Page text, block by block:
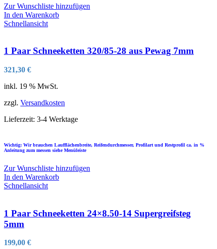
Zur Wunschliste hinzufügen
In den Warenkorb
Schnellansicht
1 Paar Schneeketten 320/85-28 aus Pewag 7mm
321,30 €
inkl. 19 % MwSt.
zzgl. Versandkosten
Lieferzeit: 3-4 Werktage
Wichtig: Wir brauchen Laufflächenbreite, Reifendurchmesser, Profilart und Restprofil ca. in %
Anleitung zum messen siehe Menüleiste
Zur Wunschliste hinzufügen
In den Warenkorb
Schnellansicht
1 Paar Schneeketten 24×8.50-14 Supergreifsteg
5mm
199,00 €